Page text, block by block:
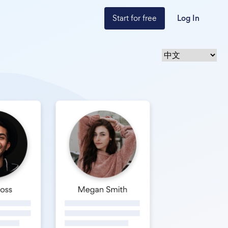
Start for free Log In